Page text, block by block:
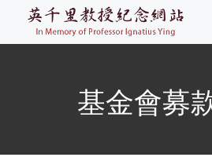
基金會募